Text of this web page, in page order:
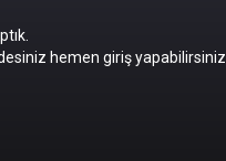
hemen giriş yapabilirsiniz.